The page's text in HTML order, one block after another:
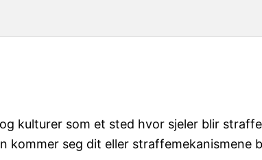
kulturer som et sted hvor sjeler blir
kommer seg dit eller straffemekanismene